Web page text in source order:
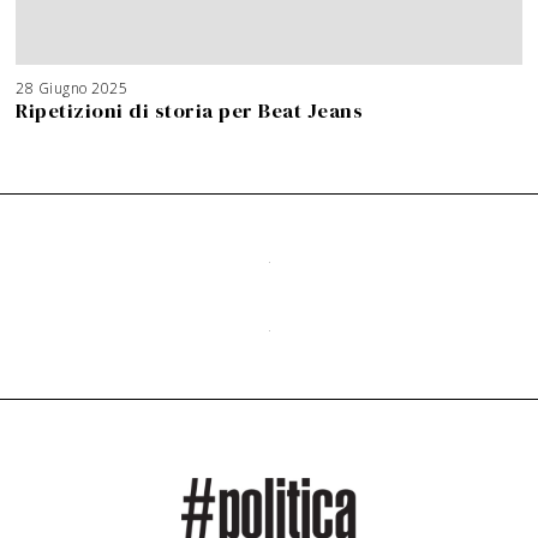
28 Giugno 2025
Ripetizioni di storia per Beat Jeans